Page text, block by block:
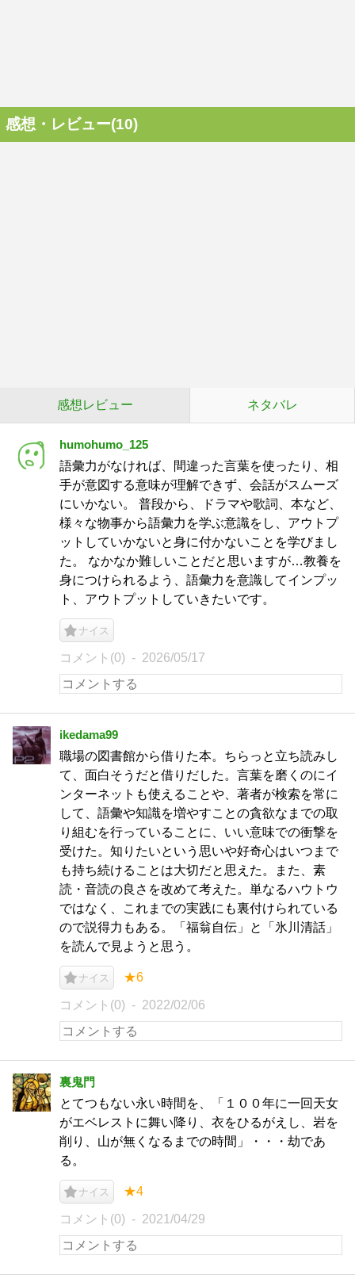
感想・レビュー(10)
感想レビュー ネタバレ
humohumo_125
語彙力がなければ、間違った言葉を使ったり、相
手が意図する意味が理解できず、会話がスムーズ
にいかない。 普段から、ドラマや歌詞、本など、
様々な物事から語彙力を学ぶ意識をし、アウトプ
ットしていかないと身に付かないことを学びまし
た。 なかなか難しいことだと思いますが…教養を
身につけられるよう、語彙力を意識してインプッ
ト、アウトプットしていきたいです。
ナイス
コメント(0) 2026/05/17
ikedama99
職場の図書館から借りた本。ちらっと立ち読みし
て、面白そうだと借りだした。言葉を磨くのにイ
ンターネットも使えることや、著者が検索を常に
して、語彙や知識を増やすことの貪欲なまでの取
り組むを行っていることに、いい意味での衝撃を
受けた。知りたいという思いや好奇心はいつまで
も持ち続けることは大切だと思えた。また、素
読・音読の良さを改めて考えた。単なるハウトウ
ではなく、これまでの実践にも裏付けられている
ので説得力もある。「福翁自伝」と「氷川清話」
を読んで見ようと思う。
ナイス ★6
コメント(0) 2022/02/06
裏鬼門
とてつもない永い時間を、「１００年に一回天女
がエベレストに舞い降り、衣をひるがえし、岩を
削り、山が無くなるまでの時間」・・・劫であ
る。
ナイス ★4
コメント(0) 2021/04/29